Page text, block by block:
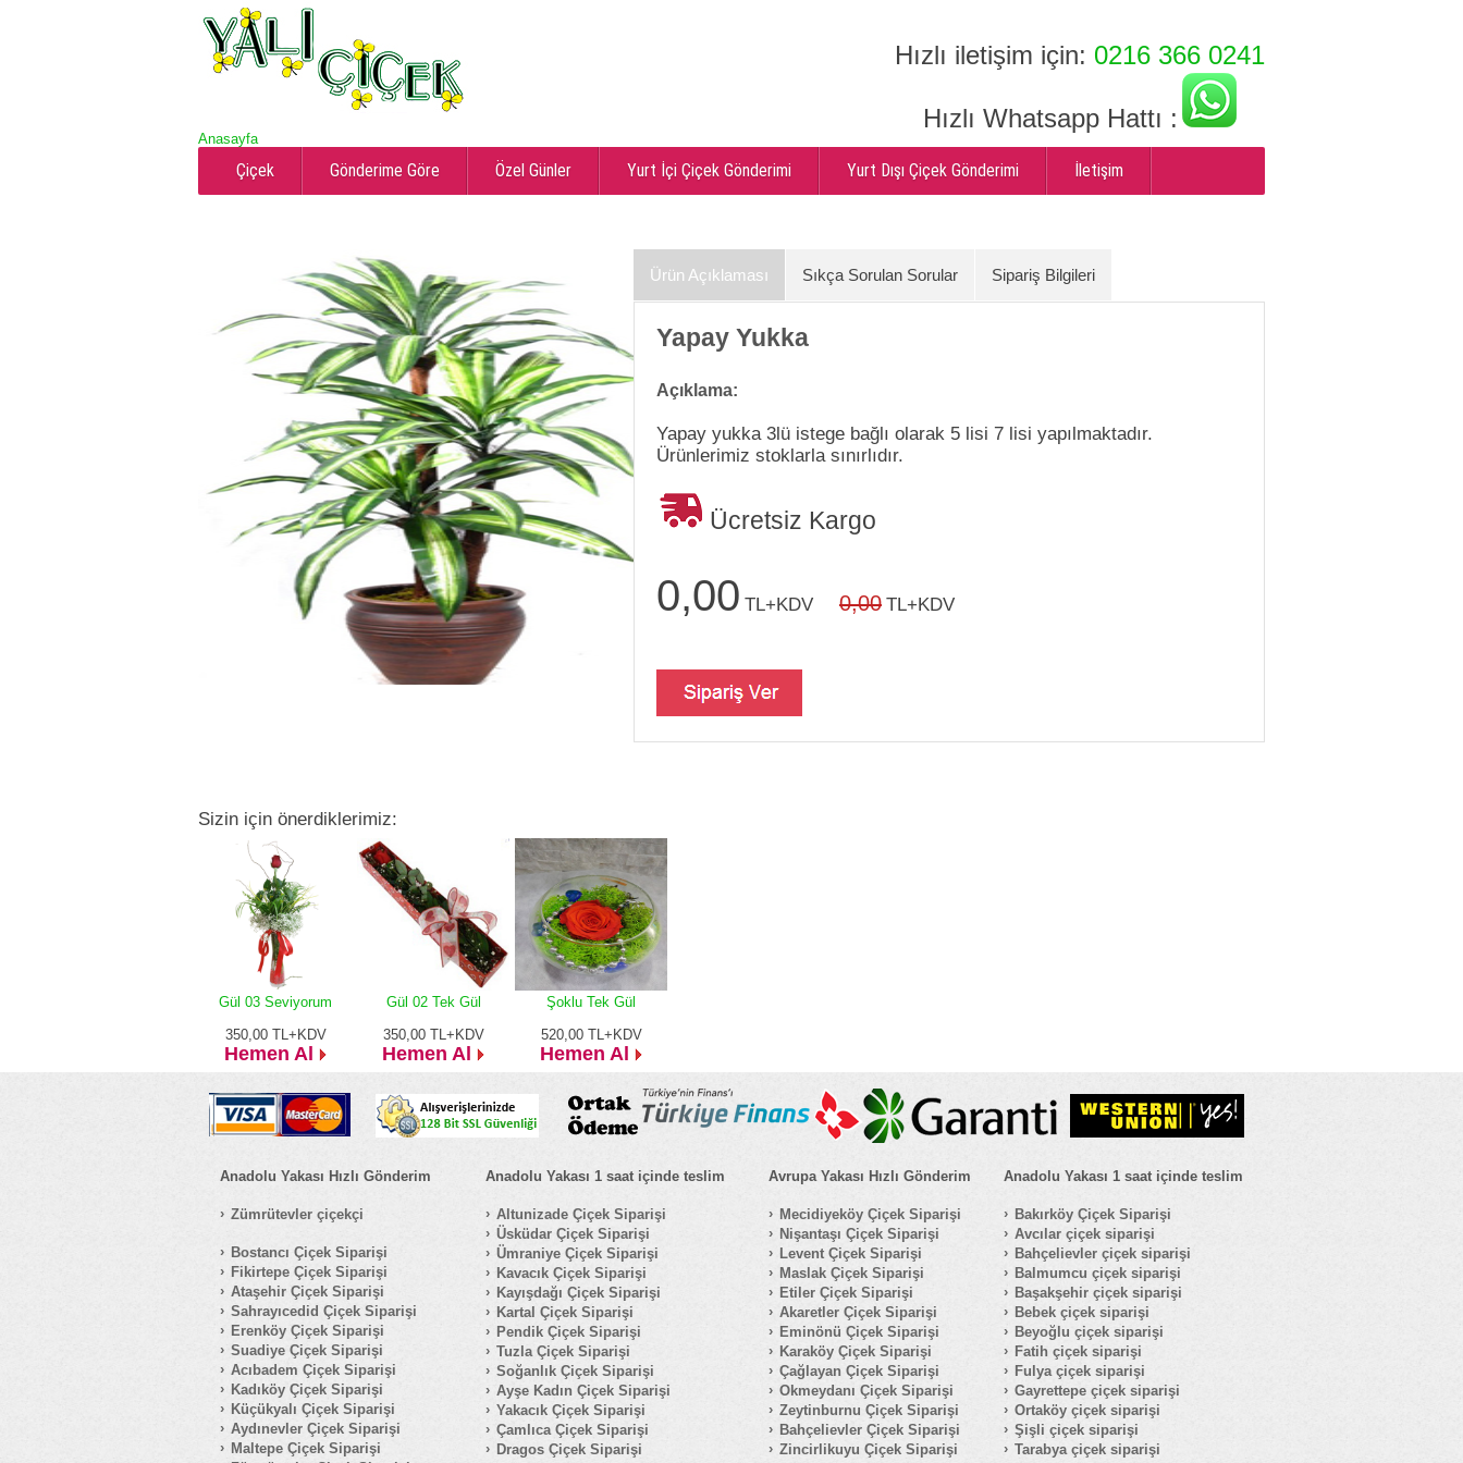
Anasayfa
Hızlı iletişim için: 0216 366 0241
Hızlı Whatsapp Hattı :
Çiçek Gönderime Göre Özel Günler Yurt İçi Çiçek Gönderimi Yurt Dışı Çiçek Gönderimi İletişim
Ürün Açıklaması Sıkça Sorulan Sorular Sipariş Bilgileri
Yapay Yukka
Açıklama:
Yapay yukka 3lü istege bağlı olarak 5 lisi 7 lisi yapılmaktadır.
Ürünlerimiz stoklarla sınırlıdır.
Ücretsiz Kargo
0,00 TL+KDV 0,00 TL+KDV
Sizin için önerdiklerimiz:
Gül 03 Seviyorum
350,00 TL+KDV
Hemen Al
Gül 02 Tek Gül
350,00 TL+KDV
Hemen Al
Şoklu Tek Gül
520,00 TL+KDV
Hemen Al
Anadolu Yakası Hızlı Gönderim
Zümrütevler çiçekçi
Bostancı Çiçek Siparişi
Fikirtepe Çiçek Siparişi
Ataşehir Çiçek Siparişi
Sahrayıcedid Çiçek Siparişi
Erenköy Çiçek Siparişi
Suadiye Çiçek Siparişi
Acıbadem Çiçek Siparişi
Kadıköy Çiçek Siparişi
Küçükyalı Çiçek Siparişi
Aydınevler Çiçek Siparişi
Maltepe Çiçek Siparişi
Anadolu Yakası 1 saat içinde teslim
Altunizade Çiçek Siparişi
Üsküdar Çiçek Siparişi
Ümraniye Çiçek Siparişi
Kavacık Çiçek Siparişi
Kayışdağı Çiçek Siparişi
Kartal Çiçek Siparişi
Pendik Çiçek Siparişi
Tuzla Çiçek Siparişi
Soğanlık Çiçek Siparişi
Ayşe Kadın Çiçek Siparişi
Yakacık Çiçek Siparişi
Çamlıca Çiçek Siparişi
Dragos Çiçek Siparişi
Avrupa Yakası Hızlı Gönderim
Mecidiyeköy Çiçek Siparişi
Nişantaşı Çiçek Siparişi
Levent Çiçek Siparişi
Maslak Çiçek Siparişi
Etiler Çiçek Siparişi
Akaretler Çiçek Siparişi
Eminönü Çiçek Siparişi
Karaköy Çiçek Siparişi
Çağlayan Çiçek Siparişi
Okmeydanı Çiçek Siparişi
Zeytinburnu Çiçek Siparişi
Bahçelievler Çiçek Siparişi
Zincirlikuyu Çiçek Siparişi
Anadolu Yakası 1 saat içinde teslim
Bakırköy Çiçek Siparişi
Avcılar çiçek siparişi
Bahçelievler çiçek siparişi
Balmumcu çiçek siparişi
Başakşehir çiçek siparişi
Bebek çiçek siparişi
Beyoğlu çiçek siparişi
Fatih çiçek siparişi
Fulya çiçek siparişi
Gayrettepe çiçek siparişi
Ortaköy çiçek siparişi
Şişli çiçek siparişi
Tarabya çiçek siparişi